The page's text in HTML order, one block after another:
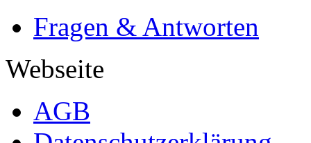
Fragen & Antworten
Webseite
AGB